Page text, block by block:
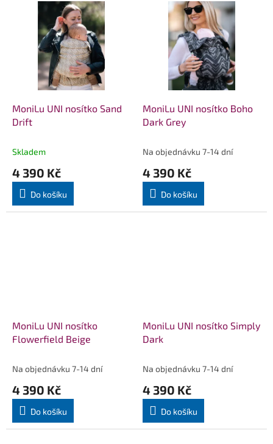
MoniLu UNI nosítko Sand
Drift
Skladem
4 390 Kč
Do košíku
MoniLu UNI nosítko Boho
Dark Grey
Na objednávku 7-14 dní
4 390 Kč
Do košíku
MoniLu UNI nosítko
Flowerfield Beige
Na objednávku 7-14 dní
4 390 Kč
Do košíku
MoniLu UNI nosítko Simply
Dark
Na objednávku 7-14 dní
4 390 Kč
Do košíku